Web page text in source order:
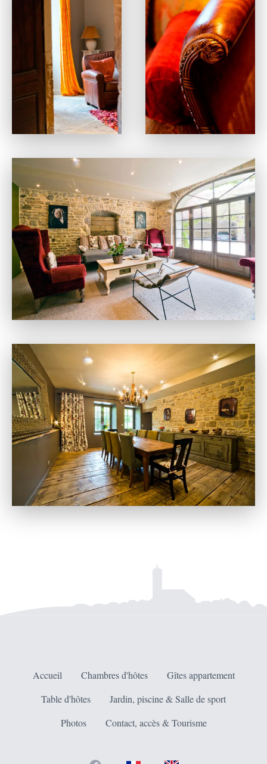
Accueil Chambres d'hôtes
Gîtes appartement
Table d'hôtes
Jardin, piscine & Salle de sport
Photos
Contact, accès & Tourisme